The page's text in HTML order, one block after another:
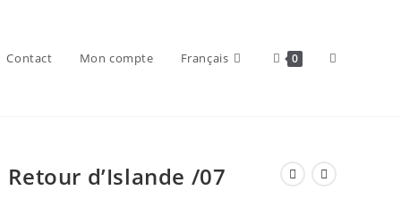
Contact Mon compte Français 0 Toggle
Retour d’Islande /07